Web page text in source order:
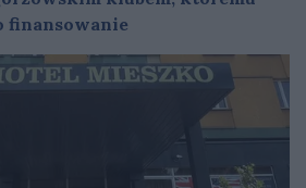
finansowanie